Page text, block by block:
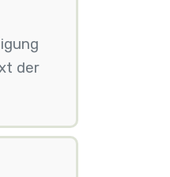
der